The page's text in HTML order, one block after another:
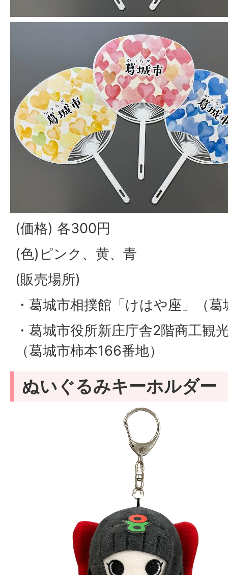
(価格) 各300円
(色)ピンク、黄、青
(販売場所)
・葛城市相撲館「けはや座」（
・葛城市役所新庄庁舎2階商工観
（葛城市柿本166番地）
ぬいぐるみキーホルダー